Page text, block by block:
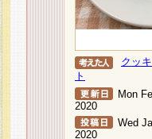
クッ
ト
Mon
2020
Wed
2020